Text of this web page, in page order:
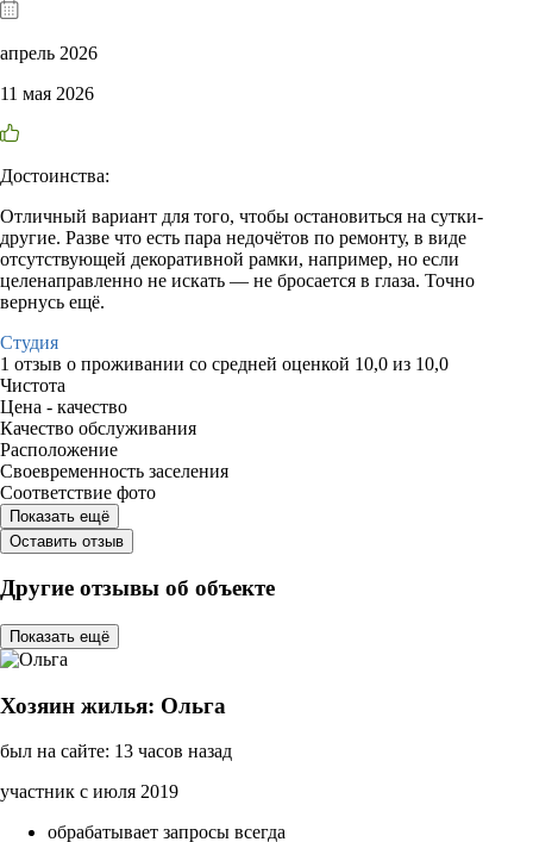
апрель 2026
11 мая 2026
Достоинства:
Отличный вариант для того, чтобы остановиться на сутки-
другие. Разве что есть пара недочётов по ремонту, в виде
отсутствующей декоративной рамки, например, но если
целенаправленно не искать — не бросается в глаза. Точно
вернусь ещё.
Студия
1 отзыв о проживании со средней оценкой 10,0 из 10,0
Чистота
Цена - качество
Качество обслуживания
Расположение
Своевременность заселения
Соответствие фото
Показать ещё
Оставить отзыв
Другие отзывы об объекте
Показать ещё
Хозяин жилья: Ольга
был на сайте: 13 часов назад
участник с июля 2019
обрабатывает запросы всегда